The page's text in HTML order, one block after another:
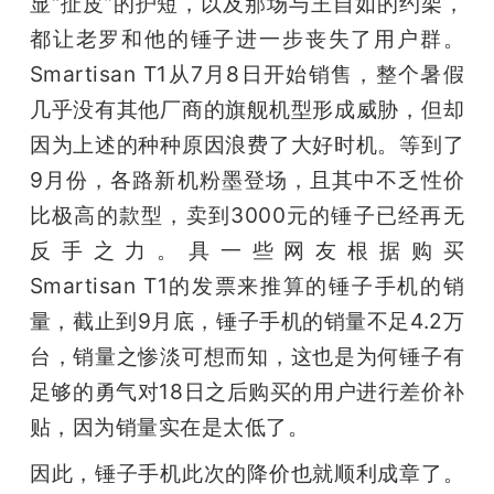
都让老罗和他的锤子进一步丧失了用户群。
Smartisan T1从7月8日开始销售，整个暑假
几乎没有其他厂商的旗舰机型形成威胁，但却
因为上述的种种原因浪费了大好时机。等到了
9月份，各路新机粉墨登场，且其中不乏性价
比极高的款型，卖到3000元的锤子已经再无
反手之力。具一些网友根据购买
Smartisan T1的发票来推算的锤子手机的销
量，截止到9月底，锤子手机的销量不足4.2万
台，销量之惨淡可想而知，这也是为何锤子有
足够的勇气对18日之后购买的用户进行差价补
贴，因为销量实在是太低了。
因此，锤子手机此次的降价也就顺利成章了。